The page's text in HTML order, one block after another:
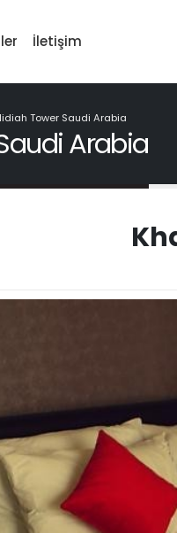
İletişim
Tower Saudi Arabia
Arabia